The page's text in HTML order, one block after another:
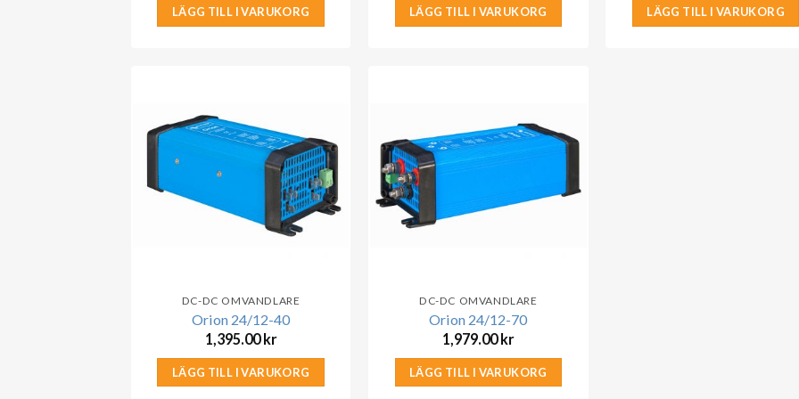
LÄGG TILL I VARUKORG LÄGG TILL I VARUKORG LÄGG TILL I VARUKORG
DC-DC OMVANDLARE
Orion 24/12-40
1,395.00kr
LÄGG TILL I VARUKORG
DC-DC OMVANDLARE
Orion 24/12-70
1,979.00kr
LÄGG TILL I VARUKORG